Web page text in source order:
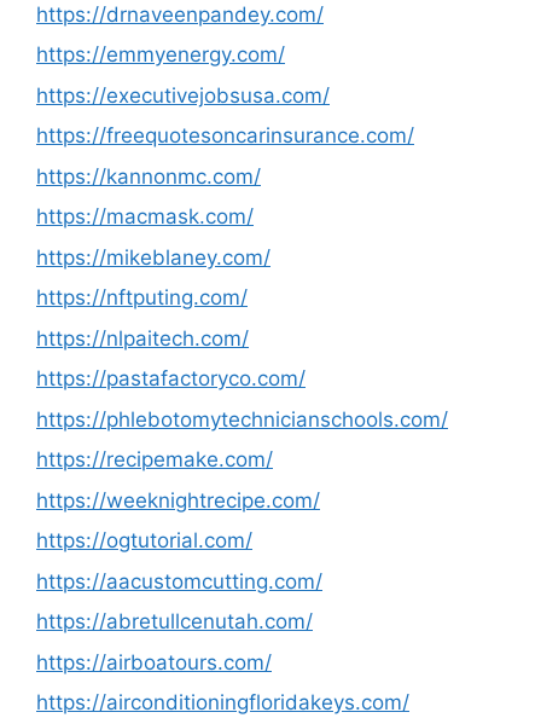
https://drnaveenpandey.com/
https://emmyenergy.com/
https://executivejobsusa.com/
https://freequotesoncarinsurance.com/
https://kannonmc.com/
https://macmask.com/
https://mikeblaney.com/
https://nftputing.com/
https://nlpaitech.com/
https://pastafactoryco.com/
https://phlebotomytechnicianschools.com/
https://recipemake.com/
https://weeknightrecipe.com/
https://ogtutorial.com/
https://aacustomcutting.com/
https://abretullcenutah.com/
https://airboatours.com/
https://airconditioningfloridakeys.com/